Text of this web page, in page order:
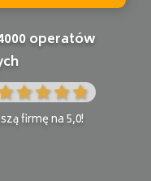
operatów
firmę na 5,0!